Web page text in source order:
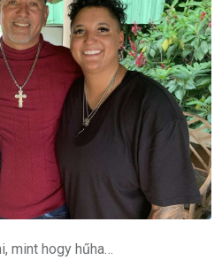
mint hogy hűha…